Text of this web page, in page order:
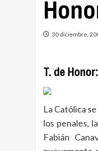
30 diciembre,
T. de
La Católica
los penales,
Fabián